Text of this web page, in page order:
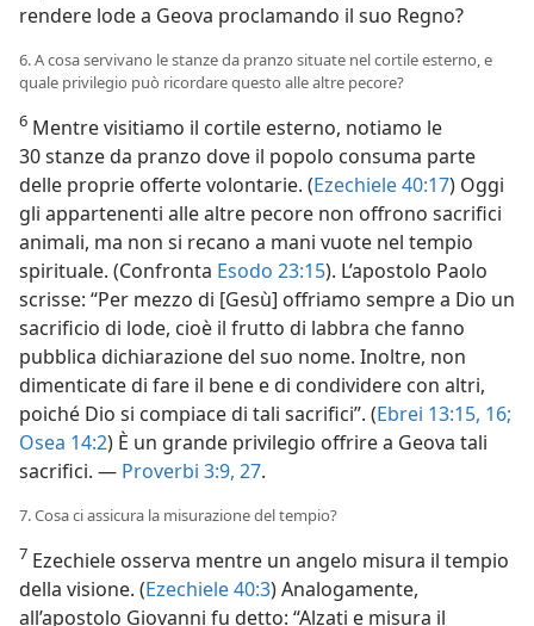
rendere lode a Geova proclamando il suo Regno?
6. A cosa servivano le stanze da pranzo situate nel cortile esterno, e
quale privilegio può ricordare questo alle altre pecore?
6 Mentre visitiamo il cortile esterno, notiamo le
30 stanze da pranzo dove il popolo consuma parte
delle proprie offerte volontarie. (Ezechiele 40:17) Oggi
gli appartenenti alle altre pecore non offrono sacrifici
animali, ma non si recano a mani vuote nel tempio
spirituale. (Confronta Esodo 23:15). L’apostolo Paolo
scrisse: “Per mezzo di [Gesù] offriamo sempre a Dio un
sacrificio di lode, cioè il frutto di labbra che fanno
pubblica dichiarazione del suo nome. Inoltre, non
dimenticate di fare il bene e di condividere con altri,
poiché Dio si compiace di tali sacrifici”. (Ebrei 13:15, 16;
Osea 14:2) È un grande privilegio offrire a Geova tali
sacrifici. — Proverbi 3:9, 27.
7. Cosa ci assicura la misurazione del tempio?
7 Ezechiele osserva mentre un angelo misura il tempio
della visione. (Ezechiele 40:3) Analogamente,
all’apostolo Giovanni fu detto: “Alzati e misura il